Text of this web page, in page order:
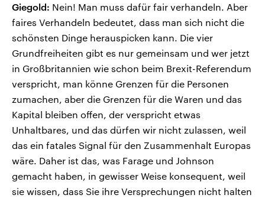
Giegold: Nein! Man muss dafür fair verhandeln. Aber
faires Verhandeln bedeutet, dass man sich nicht die
schönsten Dinge herauspicken kann. Die vier
Grundfreiheiten gibt es nur gemeinsam und wer jetzt
in Großbritannien wie schon beim Brexit-Referendum
verspricht, man könne Grenzen für die Personen
zumachen, aber die Grenzen für die Waren und das
Kapital bleiben offen, der verspricht etwas
Unhaltbares, und das dürfen wir nicht zulassen, weil
das ein fatales Signal für den Zusammenhalt Europas
wäre. Daher ist das, was Farage und Johnson
gemacht haben, in gewisser Weise konsequent, weil
sie wissen, dass Sie ihre Versprechungen nicht halten